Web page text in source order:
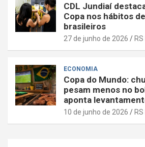
CDL Jundiaí
Copa nos hábitos
brasileiros
27 de junho de 2026
ECONOMIA
Copa do Mundo:
pesam menos no
aponta
10 de junho de 2026